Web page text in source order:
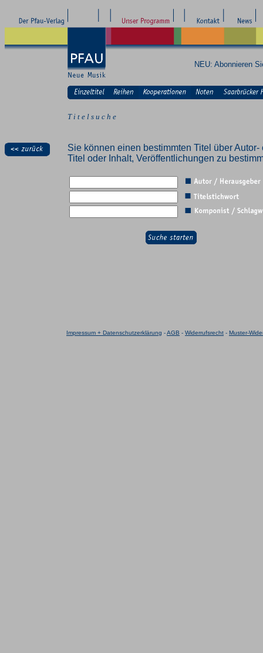
NEU: Abonnieren
T i t e l s u c h e
Sie können einen bestimmten Titel über
Titel oder Inhalt, Veröffentlichungen zu
Impressum + Datenschutzerklärung -AGB - Widerrufsrecht - Muster-